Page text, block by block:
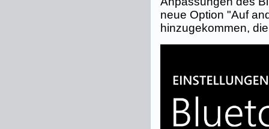
neue Option "Auf
hinzugekommen,